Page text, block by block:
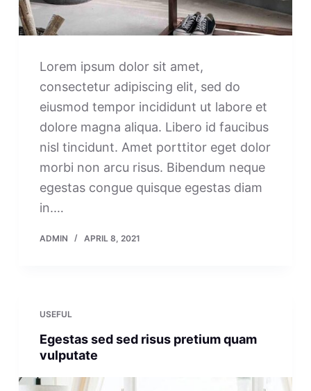
Lorem ipsum dolor sit amet,
consectetur adipiscing elit, sed do
eiusmod tempor incididunt ut labore et
dolore magna aliqua. Libero id faucibus
nisl tincidunt. Amet porttitor eget dolor
morbi non arcu risus. Bibendum neque
egestas congue quisque egestas diam
in.…
ADMIN APRIL 8, 2021
USEFUL
Egestas sed sed risus pretium quam
vulputate